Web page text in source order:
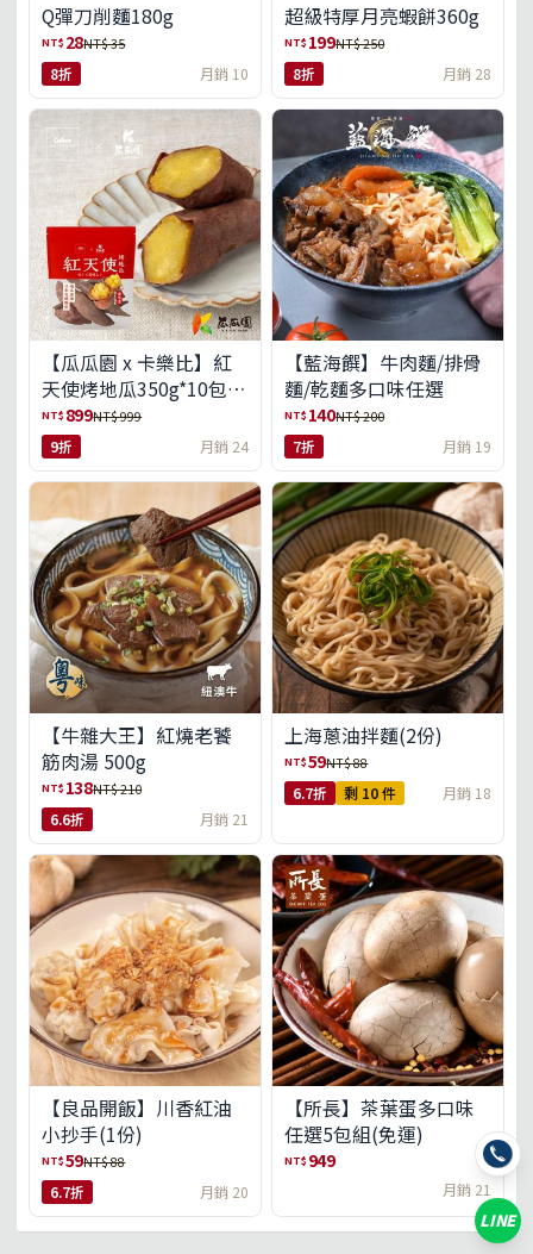
Q彈刀削麵180g
NT$ 28NT$ 35
8折 月銷 10
超級特厚月亮蝦餅360g
NT$ 199NT$ 250
8折 月銷 28
【瓜瓜園 x 卡樂比】紅
天使烤地瓜350g*10包
(免運組)
NT$ 899NT$ 999
9折 月銷 24
【藍海饌】牛肉麵/排骨
麵/乾麵多口味任選
NT$ 140NT$ 200
7折 月銷 19
【牛雜大王】紅燒老饕
筋肉湯 500g
NT$ 138NT$ 210
6.6折 月銷 21
上海蔥油拌麵(2份)
NT$59NT$ 88
6.7折 剩 10 件 月銷 18
【良品開飯】川香紅油
小抄手(1份)
NT$59NT$ 88
6.7折 月銷 20
【所長】茶葉蛋多口味
任選5包組(免運)
NT$ 949
月銷 21
LINE